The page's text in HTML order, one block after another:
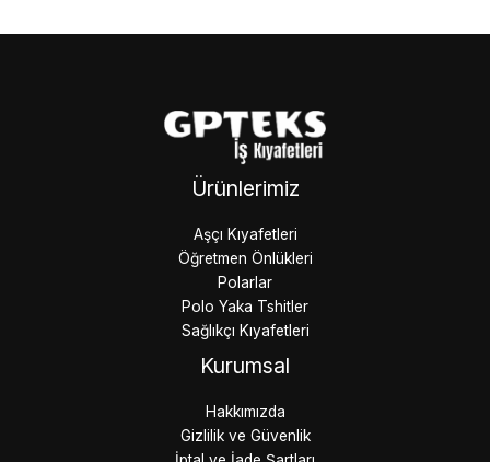
Ürünlerimiz
Aşçı Kıyafetleri
Öğretmen Önlükleri
Polarlar
Polo Yaka Tshitler
Sağlıkçı Kıyafetleri
Kurumsal
Hakkımızda
Gizlilik ve Güvenlik